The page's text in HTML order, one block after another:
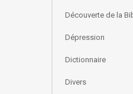
Découverte de la
Dépression
Dictionnaire
Divers